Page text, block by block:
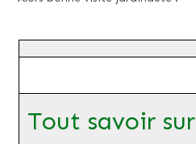
Tout savoir sur